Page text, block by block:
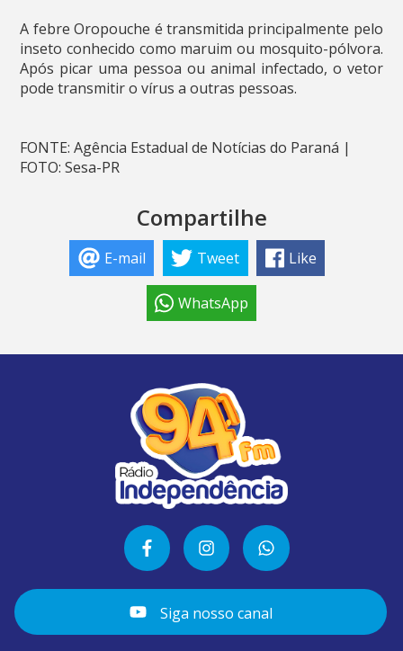
A febre Oropouche é transmitida principalmente pelo
inseto conhecido como maruim ou mosquito-pólvora.
Após picar uma pessoa ou animal infectado, o vetor
pode transmitir o vírus a outras pessoas.
FONTE: Agência Estadual de Notícias do Paraná |
FOTO: Sesa-PR
Compartilhe
E-mail Tweet Like
WhatsApp
Siga nosso canal